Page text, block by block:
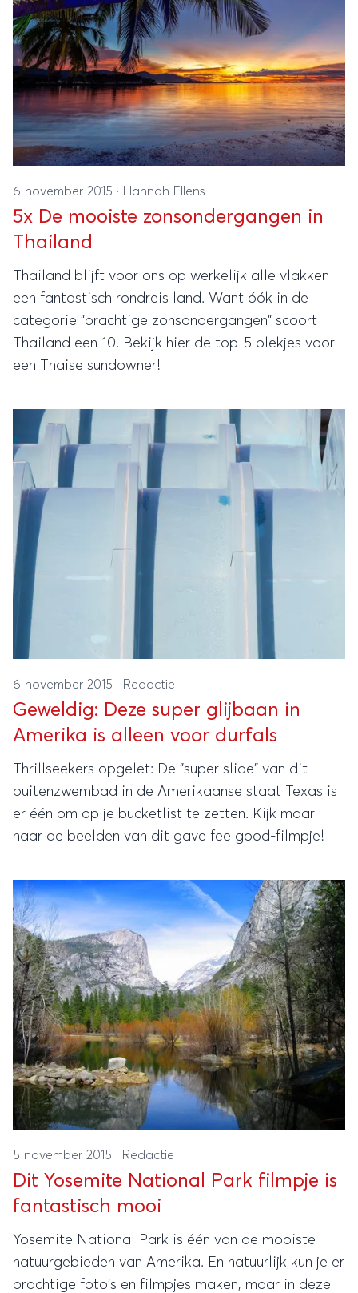
6 november 2015 · Hannah Ellens
5x De mooiste zonsondergangen in
Thailand
Thailand blijft voor ons op werkelijk alle vlakken
een fantastisch rondreis land. Want óók in de
categorie "prachtige zonsondergangen" scoort
Thailand een 10. Bekijk hier de top-5 plekjes voor
een Thaise sundowner!
6 november 2015 · Redactie
Geweldig: Deze super glijbaan in
Amerika is alleen voor durfals
Thrillseekers opgelet: De "super slide" van dit
buitenzwembad in de Amerikaanse staat Texas is
er één om op je bucketlist te zetten. Kijk maar
naar de beelden van dit gave feelgood-filmpje!
5 november 2015 · Redactie
Dit Yosemite National Park filmpje is
fantastisch mooi
Yosemite National Park is één van de mooiste
natuurgebieden van Amerika. En natuurlijk kun je er
prachtige foto's en filmpjes maken, maar in deze